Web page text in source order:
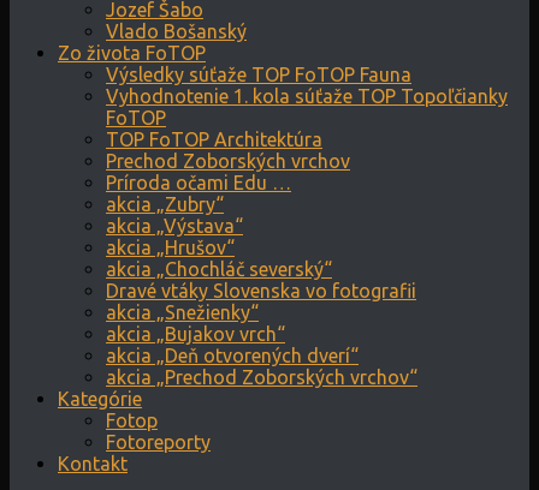
Jozef Šabo
Vlado Bošanský
Zo života FoTOP
Výsledky súťaže TOP FoTOP Fauna
Vyhodnotenie 1. kola súťaže TOP Topoľčianky
FoTOP
TOP FoTOP Architektúra
Prechod Zoborských vrchov
Príroda očami Edu …
akcia „Zubry“
akcia „Výstava“
akcia „Hrušov“
akcia „Chochláč severský“
Dravé vtáky Slovenska vo fotografii
akcia „Snežienky“
akcia „Bujakov vrch“
akcia „Deň otvorených dverí“
akcia „Prechod Zoborských vrchov“
Kategórie
Fotop
Fotoreporty
Kontakt